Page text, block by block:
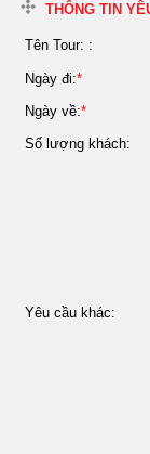
THÔNG TIN
Tên Tour: :
Ngày đi:*
Ngày về:*
Số lượng khách:
Yêu cầu khác: